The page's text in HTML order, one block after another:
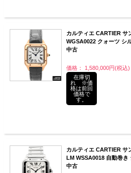
カルティエ CARTIER サ
WGSA0022 クォーツ シ
中古
価格： 1,580,000円(税込)
在庫切
れ ※価
格は前回
価格で
す。
カルティエ CARTIER サ
LM WSSA0018 自動巻き
中古